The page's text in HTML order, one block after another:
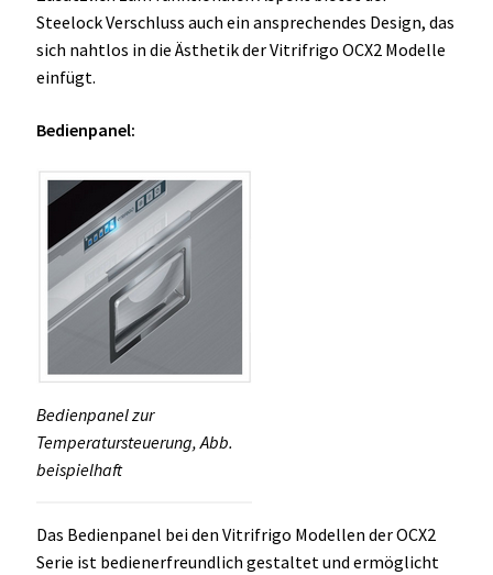
Steelock Verschluss auch ein ansprechendes Design, das
sich nahtlos in die Ästhetik der Vitrifrigo OCX2 Modelle
einfügt.
Bedienpanel:
Bedienpanel zur
Temperatursteuerung, Abb.
beispielhaft
Das Bedienpanel bei den Vitrifrigo Modellen der OCX2
Serie ist bedienerfreundlich gestaltet und ermöglicht